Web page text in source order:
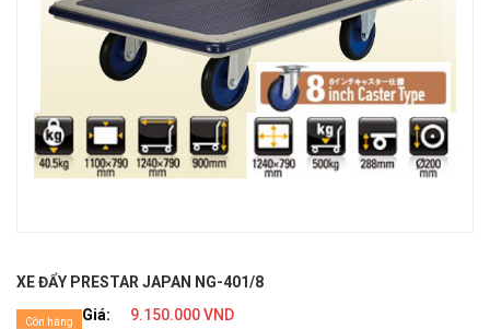
XE ĐẨY PRESTAR JAPAN NG-401/8
Giá:
9.150.000 VND
Còn hàng